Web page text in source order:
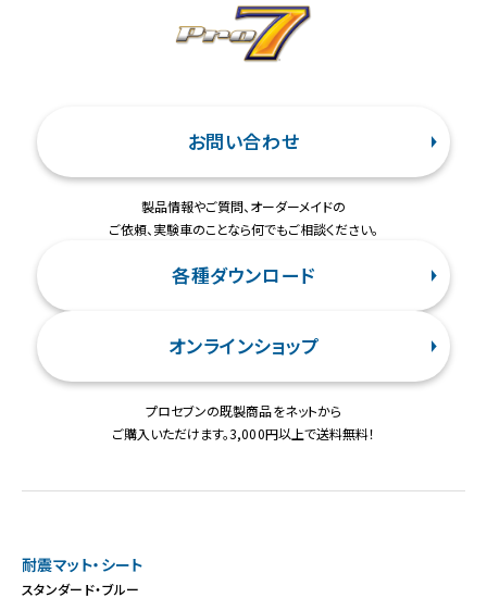
お問い合わせ
製品情報やご質問、オーダーメイドの
ご依頼、実験車のことなら何でもご相談ください。
各種ダウンロード
オンラインショップ
プロセブンの既製商品をネットから
ご購入いただけます。3,000円以上で送料無料！
耐震マット・シート
スタンダード・ブルー